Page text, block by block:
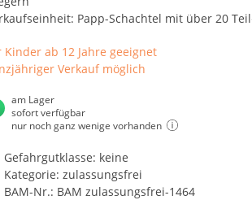
Papp-Schachtel mit über 20
Kinder ab 12 Jahre geeignet
Verkauf möglich
am Lager
sofort verfügbar
nur noch ganz wenige vorhanden
Gefahrgutklasse: keine
Kategorie: zulassungsfrei
BAM-Nr.: BAM zulassungsfrei-1464